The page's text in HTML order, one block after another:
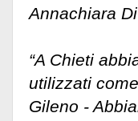
Annachiara
“A Chieti
utilizzati
Gileno -